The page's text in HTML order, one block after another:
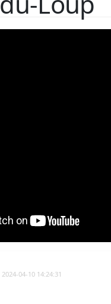
04-10 14:24:31